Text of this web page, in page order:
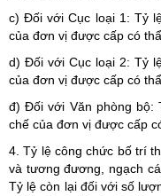
c) Đối với Cục loại 1: Tỷ
của đơn vị được cấp có
d) Đối với Cục loại 2: Tỷ
của đơn vị được cấp có
đ) Đối với Văn phòng bộ:
chế của đơn vị được cấp
4. Tỷ lệ công chức bố trí
và tương đương, ngạch
Tỷ lệ còn lại đối với số